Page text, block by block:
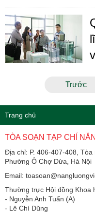
Trước
Trang chủ
TÒA SOẠN TẠP CHÍ
Địa chỉ: P. 406-407-408, Tòa
Phường Ô Chợ Dừa, Hà Nội
Email:
Thường trực Hội đồng Khoa
​​​​​​- Nguyễn Anh Tuấn (A)
- Lê Chí Dũng